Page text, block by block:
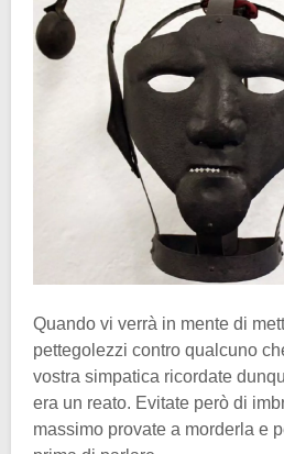
Quando vi verrà in mente di
pettegolezzi contro qualcuno
vostra simpatica ricordate
era un reato. Evitate però di
massimo provate a morderla e